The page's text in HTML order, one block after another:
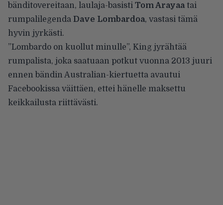
bänditovereitaan, laulaja-basisti Tom Arayaatai
rumpalilegenda Dave Lombardoa, vastasi tämä
hyvin jyrkästi.
”Lombardo on kuollut minulle”, King jyrähtää
rumpalista, joka saatuaan potkut vuonna 2013 juuri
ennen bändin Australian-kiertuetta avautui
Facebookissa väittäen, ettei hänelle maksettu
keikkailusta riittävästi.